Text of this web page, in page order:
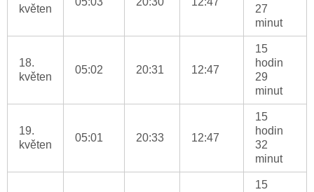
květen
27
minut
18.
květen
05:02 20:31 12:47
15
hodin
29
minut
19.
květen
05:01 20:33 12:47
15
hodin
32
minut
15